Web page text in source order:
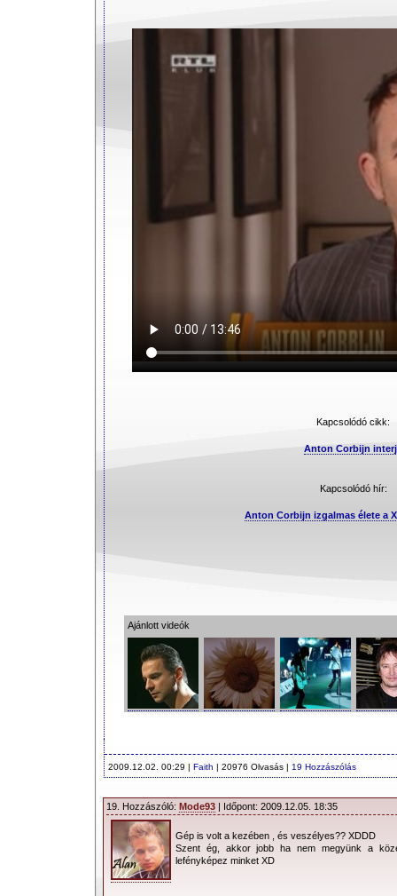
Kapcsolódó cikk:
Anton Corbijn
Kapcsolódó hír:
Anton Corbijn izgalmas élete a
Ajánlott videók
2009.12.02. 00:29 | Faith | 20976 Olvasás | 19 Hozzászólás
19. Hozzászóló: Mode93 | Időpont: 2009.12.05. 18:35
Gép is volt a kezében , és veszélyes?? XDDD
Szent ég, akkor jobb ha nem megyünk a
lefényképez minket XD